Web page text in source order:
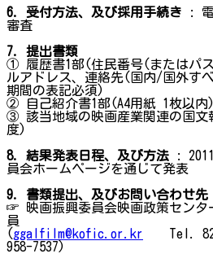
6. 受付方法、及び採用手続き : 電
審査
7. 提出書類
① 履歴書1部(住民番号(またはパ
ルアドレス、連絡先(国内/国外す
期間の表記必須)
② 自己紹介書1部(A4用紙 1枚以内)
③ 該当地域の映画産業関連の国文
度)
8. 結果発表日程、及び方法
:
員会ホームページを通じて発表
9. 書類提出、及びお問い合わせ先
☞ 映画振興委員会映画政策セン
員
(ggalfilm@kofic.or.kr Tel. 82-
958-7537)